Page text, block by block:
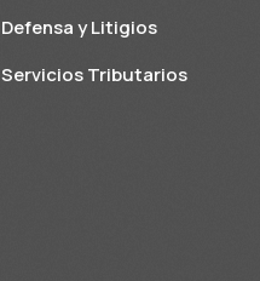
Defensa y Litigios
Servicios Tributarios